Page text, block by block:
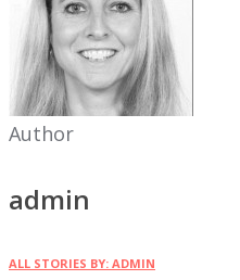
Author
admin
ALL STORIES BY: ADMIN